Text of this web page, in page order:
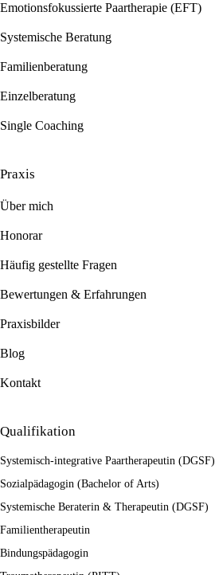
Emotionsfokussierte Paartherapie (EFT)
Systemische Beratung
Familienberatung
Einzelberatung
Single Coaching
Praxis
Über mich
Honorar
Häufig gestellte Fragen
Bewertungen & Erfahrungen
Praxisbilder
Blog
Kontakt
Qualifikation
Systemisch-integrative Paartherapeutin (DGSF)
Sozialpädagogin (Bachelor of Arts)
Systemische Beraterin & Therapeutin (DGSF)
Familientherapeutin
Bindungspädagogin